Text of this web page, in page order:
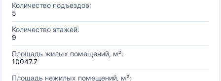
Количество подъездов:
5
Количество этажей:
9
Площадь жилых помещений, м²:
10047.7
Площадь нежилых помещений, м²: